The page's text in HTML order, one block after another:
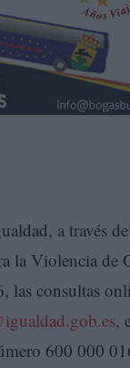
a través
la Violencia de
las consultas
,
600 000